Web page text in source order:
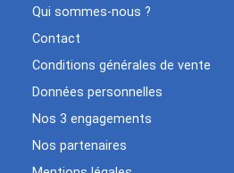
Qui sommes-nous ?
Contact
Conditions générales de vente
Données personnelles
Nos 3 engagements
Nos partenaires